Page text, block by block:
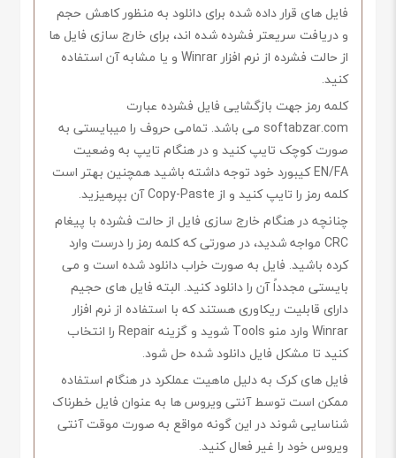
فایل های قرار داده شده برای دانلود به منظور کاهش حجم
و دریافت سریعتر فشرده شده اند، برای خارج سازی فایل ها
از حالت فشرده از نرم افزار Winrar و یا مشابه آن استفاده
کنید.
کلمه رمز جهت بازگشایی فایل فشرده عبارت
softabzar.com می باشد. تمامی حروف را میبایستی به
صورت کوچک تایپ کنید و در هنگام تایپ به وضعیت
EN/FA کیبورد خود توجه داشته باشید همچنین بهتر است
کلمه رمز را تایپ کنید و از Copy-Paste آن بپرهیزید.
چنانچه در هنگام خارج سازی فایل از حالت فشرده با پیغام
CRC مواجه شدید، در صورتی که کلمه رمز را درست وارد
کرده باشید. فایل به صورت خراب دانلود شده است و می
بایستی مجدداً آن را دانلود کنید. البته فایل های حجیم
دارای قابلیت ریکاوری هستند که با استفاده از نرم افزار
Winrar وارد منو Tools شوید و گزینه Repair را انتخاب
کنید تا مشکل فایل دانلود شده حل شود.
فایل های کرک به دلیل ماهیت عملکرد در هنگام استفاده
ممکن است توسط آنتی ویروس ها به عنوان فایل خطرناک
شناسایی شوند در این گونه مواقع به صورت موقت آنتی
ویروس خود را غیر فعال کنید.